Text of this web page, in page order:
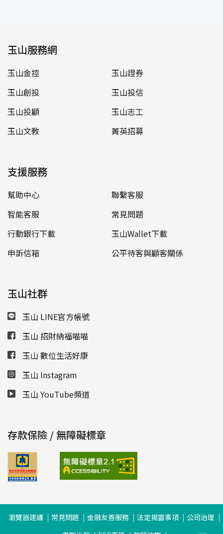
玉山服務網
玉山金控
玉山證券
玉山創投
玉山投信
玉山投顧
玉山志工
玉山文教
菁英招募
支援服務
幫助中心
聯繫客服
智能客服
常見問題
行動銀行下載
玉山Wallet下載
申訴信箱
公平待客與顧客關係
玉山社群
玉山 LINE官方帳號
玉山 招財納福喵喵
玉山 數位生活好康
玉山 Instagram
玉山 YouTube頻道
存款保險 / 無障礙標章
瀏覽器建議 常見問題 金融友善服務 法定揭露事項
公司治理